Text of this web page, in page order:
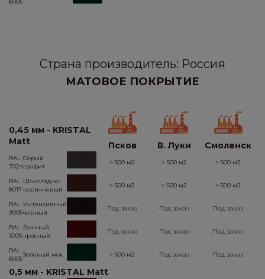
Страна производитель: Россия
МАТОВОЕ ПОКРЫТИЕ
Псков В. Луки Смоленск
0,45 мм - KRISTAL
Matt
RAL
7024
Серый
графит
> 500 м2 > 500 м2 > 500 м2
RAL
8017
Шоколадно-
коричневый
> 500 м2 > 500 м2 > 500 м2
RAL
9005
Интенсивный
черный
Под заказ Под заказ Под заказ
RAL
3005
Винный
красный
Под заказ Под заказ Под заказ
RAL
6005
Зеленый мох < 500 м2 Под заказ Под заказ
0,5 мм - KRISTAL Matt